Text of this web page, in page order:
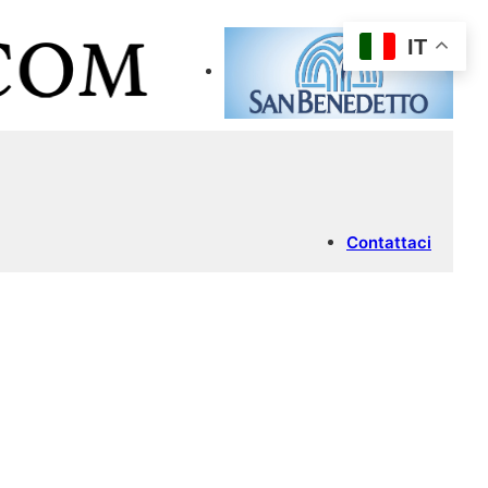
Contattaci
IT